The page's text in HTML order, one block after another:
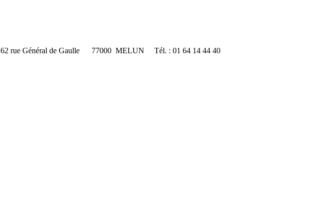
62 rue Général de Gaulle 77000 MELUN Tél. : 01 64 14 44 40